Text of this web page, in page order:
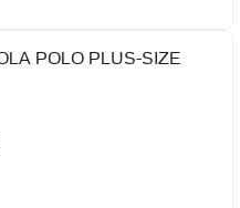
CAMISA GOLA POLO PLUS-SIZE